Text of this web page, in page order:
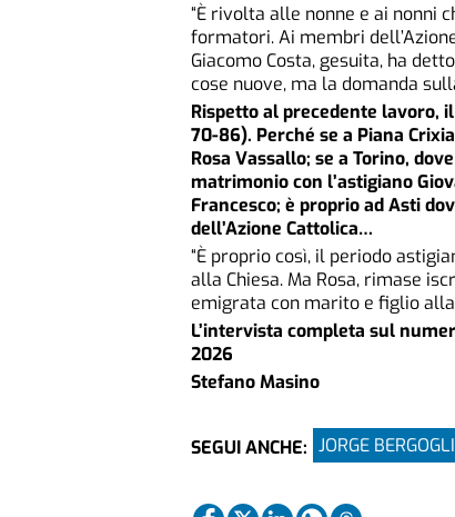
“È rivolta alle nonne e ai nonni
formatori. Ai membri
Giacomo Costa, gesuita, ha
cose nuove, ma la domanda
Rispetto al precedente lavoro,
70-86). Perché se a Piana
Rosa Vassallo; se a Torino,
matrimonio con l’astigiano
Francesco; è proprio ad Asti
dell’Azione Cattolica…
“È proprio così, il periodo
alla Chiesa. Ma Rosa, rimase
emigrata con marito e figlio alla
L’intervista completa sul
2026
Stefano Masino
SEGUI ANCHE: JORGE